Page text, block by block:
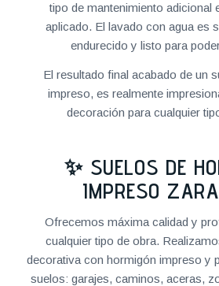
tipo de mantenimiento adicional
aplicado. El lavado con agua es
endurecido y listo para
El resultado final acabado de un
impreso, es realmente
decoración para cualquier
✨ SUELOS DE
IMPRESO
Ofrecemos máxima calidad y
cualquier tipo de obra.
decorativa con hormigón impreso y
suelos: garajes, caminos, aceras,